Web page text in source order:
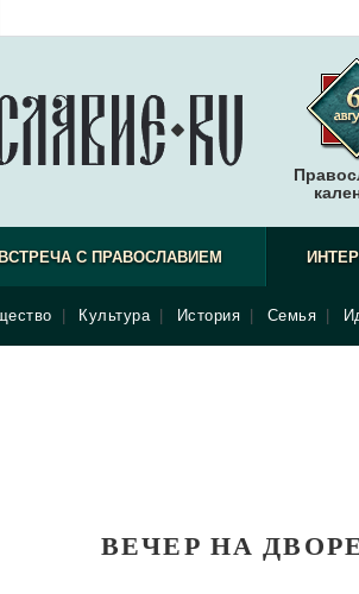
ВСТРЕЧА С ПРАВОСЛАВИЕМ
Культура История Семья
ВЕЧЕР НА